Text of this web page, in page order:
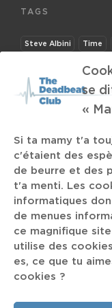
se
«
Si ta mamy t'a
c'étaient des
de beurre et des
t'a menti. Les
informatiques
de menues
ce magnifique
utilise des
es, ce que tu
cookies ?
TAGS
Steve Albini Time
Black
Road
Dave Mathews Band
David Eugene Edwards
Concert
Bow Forum de Liège
LCD SOundsystem